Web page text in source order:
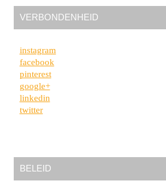
VERBONDENHEID
instagram
facebook
pinterest
google+
linkedin
twitter
BELEID